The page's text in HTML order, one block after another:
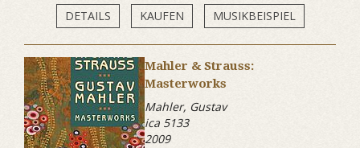
DETAILS KAUFEN MUSIKBEISPIEL
Mahler & Strauss:
Masterworks
Mahler, Gustav
ica 5133
2009